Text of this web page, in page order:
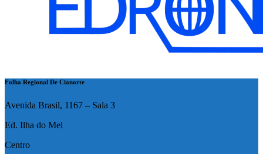
Folha Regional De Cianorte
Avenida Brasil, 1167 – Sala 3
Ed. Ilha do Mel
Centro